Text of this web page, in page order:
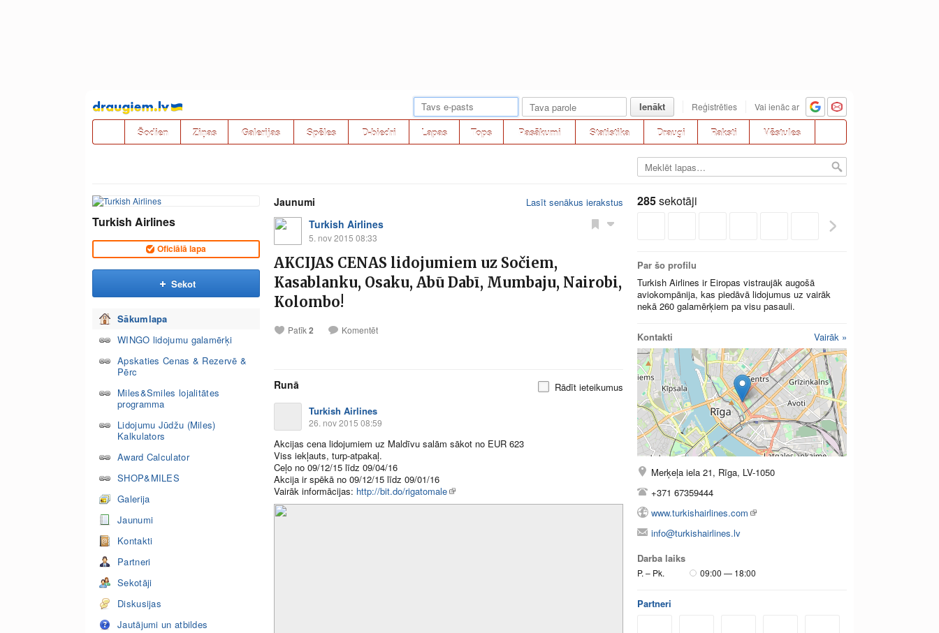
Pāriet
uz
saturu
Ienākt Reģistrēties Vai ienāc ar
Šodien Ziņas Galerijas Spēles D-biedri Lapas Tops Pasākumi Statistika Draugi Raksti Vēstules
Turkish Airlines
Oficiālā lapa
Sekot
Sākumlapa
WINGO lidojumu galamērķi
Apskaties Cenas & Rezervē &
Pērc
Miles&Smiles lojalitātes
programma
Lidojumu Jūdžu (Miles)
Kalkulators
Award Calculator
SHOP&MILES
Galerija
Jaunumi
Kontakti
Partneri
Sekotāji
Diskusijas
Jautājumi un atbildes
Jaunumi Lasīt senākus ierakstus
Turkish Airlines
5. nov 2015 08:33
AKCIJAS CENAS lidojumiem uz Sočiem,
Kasablanku, Osaku, Abū Dabī, Mumbaju, Nairobi,
Kolombo!
Patīk2 Komentēt
Runā
Rādīt ieteikumus
Turkish Airlines
26. nov 2015 08:59
Akcijas cena lidojumiem uz Maldīvu salām sākot no EUR 623
Viss iekļauts, turp-atpakaļ.
Ceļo no 09/12/15 līdz 09/04/16
Akcija ir spēkā no 09/12/15 līdz 09/01/16
Vairāk informācijas: http://bit.do/rigatomale
285sekotāji
Par šo profilu
Turkish Airlines ir Eiropas vistraujāk augošā
aviokompānija, kas piedāvā lidojumus uz vairāk
nekā 260 galamērķiem pa visu pasauli.
Kontakti Vairāk »
Merķeļa iela 21, Rīga, LV-1050
+371 67359444
www.turkishairlines.com
info@turkishairlines.lv
Darba laiks
P. – Pk. 09:00 — 18:00
Partneri